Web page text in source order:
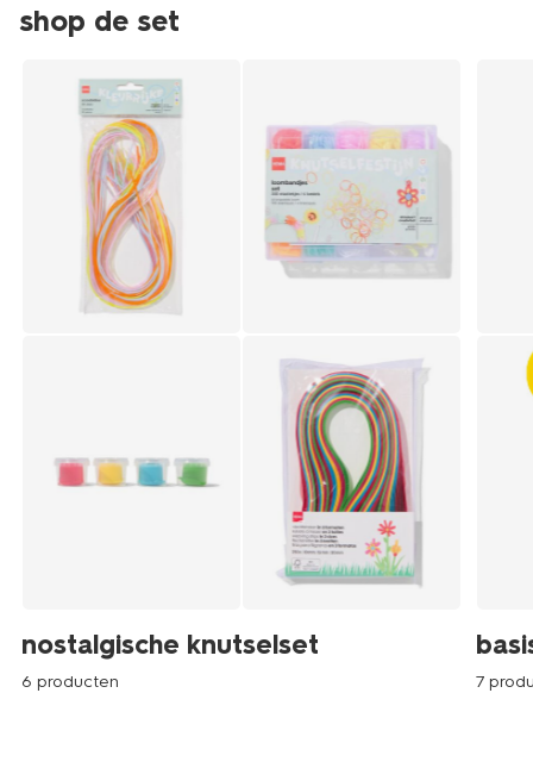
shop de set
nostalgische knutselset
6 producten 7